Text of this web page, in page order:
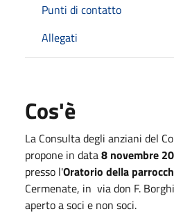
Punti di contatto
Allegati
Cos'è
La Consulta degli anziani del
propone in data8 novembre
presso l'Oratorio della
Cermenate, in via don F.
aperto a soci e non soci.